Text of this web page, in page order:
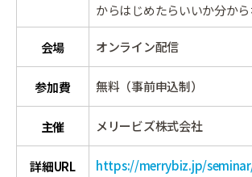
からはじめたらいいか分か
会場 オンライン配信
参加費 無料（事前申込制）
主催 メリービズ株式会社
詳細URL https://merrybiz.jp/